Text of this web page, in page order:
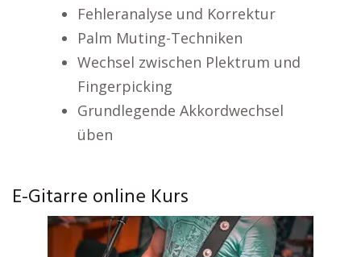
Fehleranalyse und Korrektur
Palm Muting-Techniken
Wechsel zwischen Plektrum und
Fingerpicking
Grundlegende Akkordwechsel
üben
E-Gitarre online Kurs